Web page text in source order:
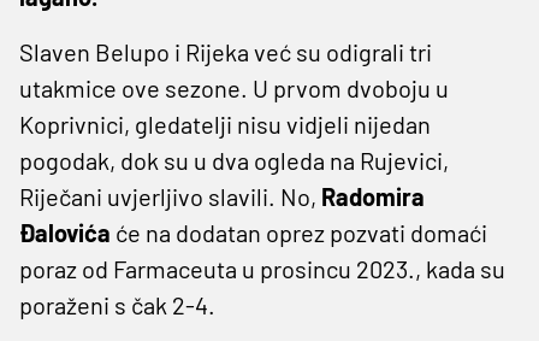
Slaven Belupo i Rijeka već su odigrali tri
utakmice ove sezone. U prvom dvoboju u
Koprivnici, gledatelji nisu vidjeli nijedan
pogodak, dok su u dva ogleda na Rujevici,
Riječani uvjerljivo slavili. No, Radomira
Đalovića će na dodatan oprez pozvati domaći
poraz od Farmaceuta u prosincu 2023., kada su
poraženi s čak 2-4.